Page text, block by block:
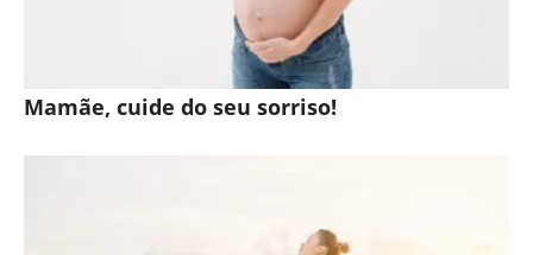
Mamãe, cuide do seu sorriso!